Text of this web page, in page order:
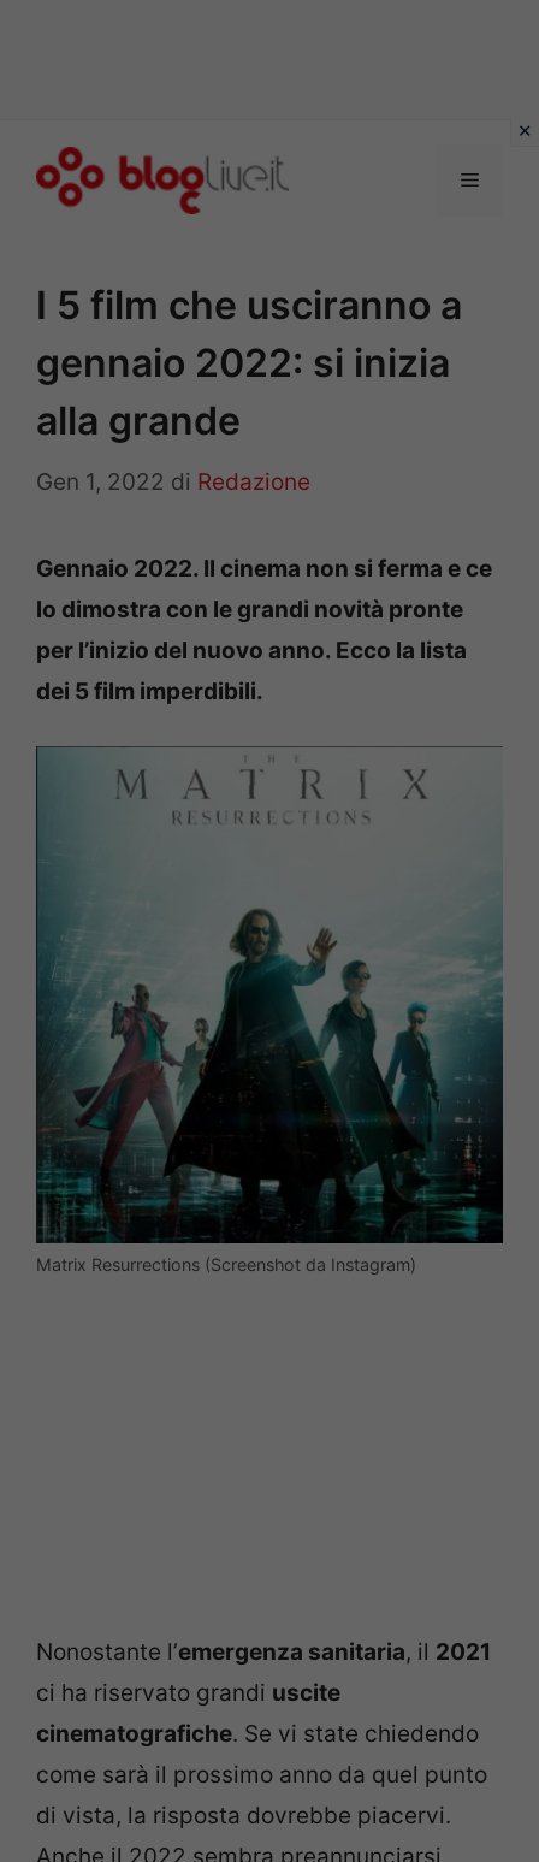
Menu
I 5 film che usciranno a
gennaio 2022: si inizia
alla grande
Gen 1, 2022 di Redazione
Gennaio 2022. Il cinema non si ferma e ce
lo dimostra con le grandi novità pronte
per l’inizio del nuovo anno. Ecco la lista
dei 5 film imperdibili.
Matrix Resurrections (Screenshot da Instagram)
Nonostante l’emergenza sanitaria, il 2021
ci ha riservato grandi uscite
cinematografiche. Se vi state chiedendo
come sarà il prossimo anno da quel punto
di vista, la risposta dovrebbe piacervi.